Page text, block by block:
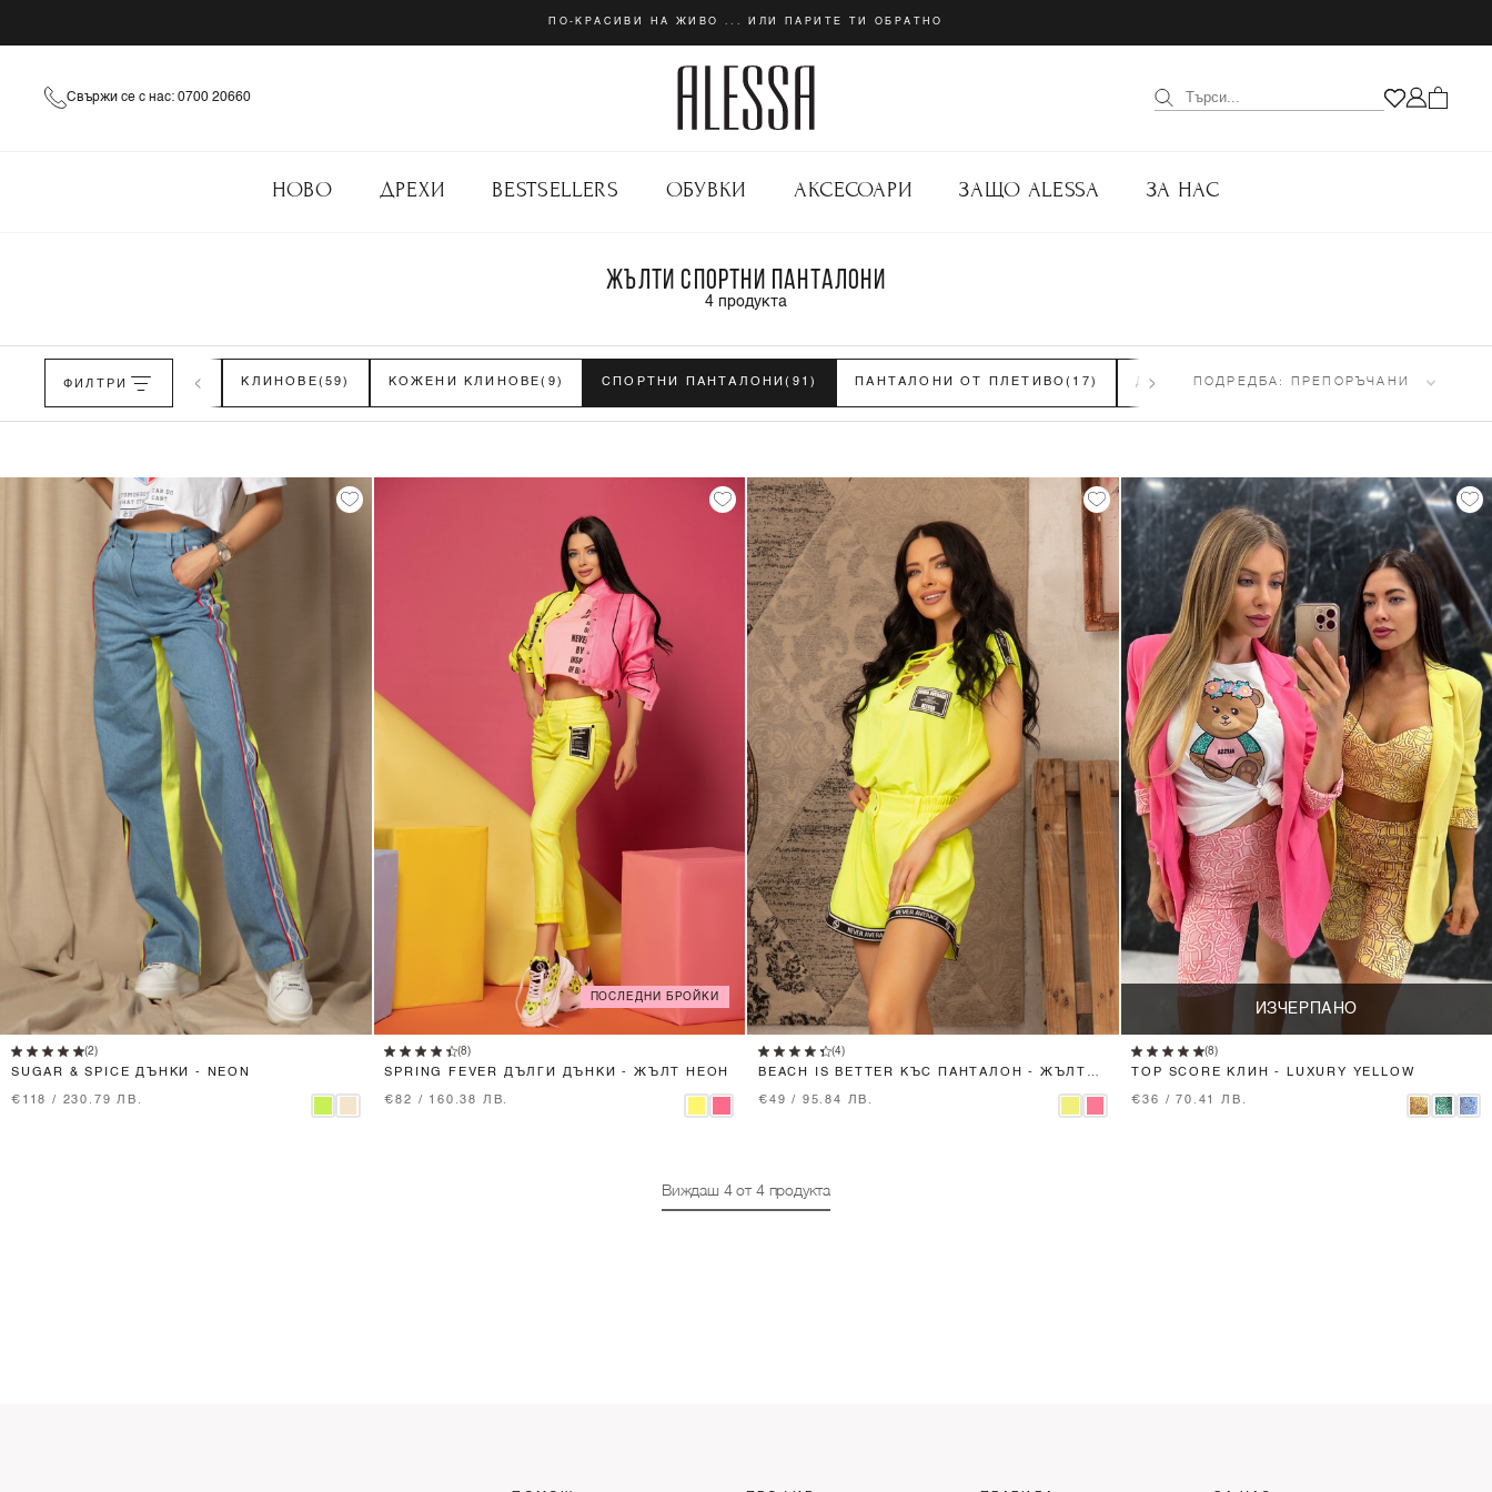
ПО-КРАСИВИ НА ЖИВО ... ИЛИ ПАРИТЕ ТИ ОБРАТНО
Свържи се с нас: 0700 20660
НОВО ДРЕХИ BESTSELLERS ОБУВКИ АКСЕСОАРИ ЗАЩО ALESSA ЗА НАС
ЖЪЛТИ СПОРТНИ ПАНТАЛОНИ
4 продукта
ФИЛТРИ
(54) ДЪНКИ (85) КЛИНОВЕ(59) КОЖЕНИ КЛИНОВЕ(9) СПОРТНИ ПАНТАЛОНИ(91) ПАНТАЛОНИ ОТ ПЛЕТИВО(17) ДЕТСКИ ПАНТАЛОНИ И КЛИНОВЕ(42)
ПОДРЕДБА: ПРЕПОРЪЧАНИ
XS S L
(2)
SUGAR & SPICE ДЪНКИ - NEON
€118 / 230.79 ЛВ.
ПОСЛЕДНИ БРОЙКИ
XS S
(8)
SPRING FEVER ДЪЛГИ ДЪНКИ - ЖЪЛТ НЕОН
€82 / 160.38 ЛВ.
S M
(4)
BEACH IS BETTER КЪС ПАНТАЛОН - ЖЪЛТ
€49 / 95.84 ЛВ.
ИЗЧЕРПАНО
(8)
TOP SCORE КЛИН - LUXURY YELLOW
€36 / 70.41 ЛВ.
Виждаш 4от 4продукта